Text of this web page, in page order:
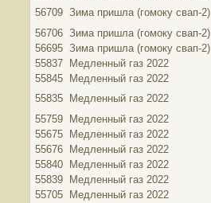
56709 Зима пришла (гомоку свап-2)
56706 Зима пришла (гомоку свап-2)
56695 Зима пришла (гомоку свап-2)
55837
Медленный газ 2022
55845
Медленный газ 2022
55835
Медленный газ 2022
55759
Медленный газ 2022
55675
Медленный газ 2022
55676
Медленный газ 2022
55840
Медленный газ 2022
55839
Медленный газ 2022
55705
Медленный газ 2022